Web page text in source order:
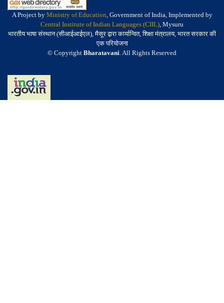
A Project by Ministry of Education, Government of India, Implemented by
Central Institute of Indian Languages (CIIL), Mysuru
भारतीय भाषा संस्थान (सीआईआईएल), मैसूर द्वारा कार्यान्वित, शिक्षा मंत्रालय, भारत सरकार की
एक परियोजना
© Copyright Bharatavani. All Rights Reserved